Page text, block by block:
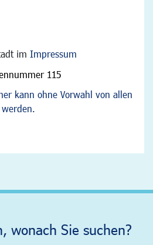
im Impressum
115
kann ohne Vorwahl von allen
wonach Sie suchen?